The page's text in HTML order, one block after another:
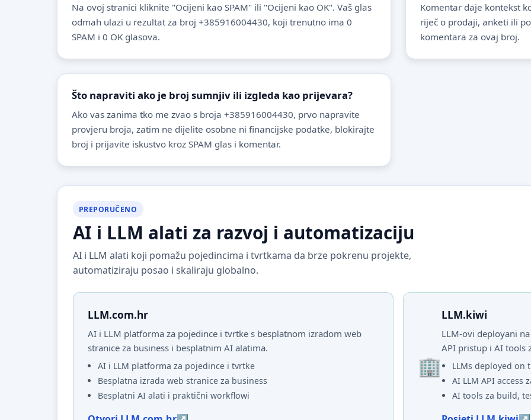
Na ovoj stranici kliknite "Ocijeni kao SPAM" ili "Ocijeni kao OK". Vaš glas
odmah ulazi u rezultat za broj +385916004430, koji trenutno ima 0
SPAM i 0 OK glasova.
Komentar daje kontekst
riječ o prodaji, anketi ili
komentara za ovaj broj.
Što napraviti ako je broj sumnjiv ili izgleda kao prijevara?
Ako vas zanima tko me zvao s broja +385916004430, prvo napravite
provjeru broja, zatim ne dijelite osobne ni financijske podatke, blokirajte
broj i prijavite iskustvo kroz SPAM glas i komentar.
PREPORUČENO
AI i LLM alati za razvoj i automatizaciju
AI i LLM alati koji pomažu pojedincima i tvrtkama da brze pokrenu projekte,
automatiziraju posao i skaliraju globalno.
LLM.com.hr
AI i LLM platforma za pojedince i tvrtke s besplatnom izradom web
stranice za business i besplatnim AI alatima.
AI i LLM platforma za pojedince i tvrtke
Besplatna izrada web stranice za business
Besplatni AI alati i praktični workflowi
LLM.kiwi
LLM-ovi deployani
API pristup i AI tools
LLMs deployed on
AI LLM API access
AI tools za build,